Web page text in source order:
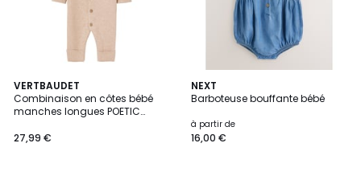
VERTBAUDET
Combinaison en côtes bébé
manches longues POETIC
27,99 €
NEXT
Barboteuse bouffante bébé
à partir de
16,00 €
2
Couleurs